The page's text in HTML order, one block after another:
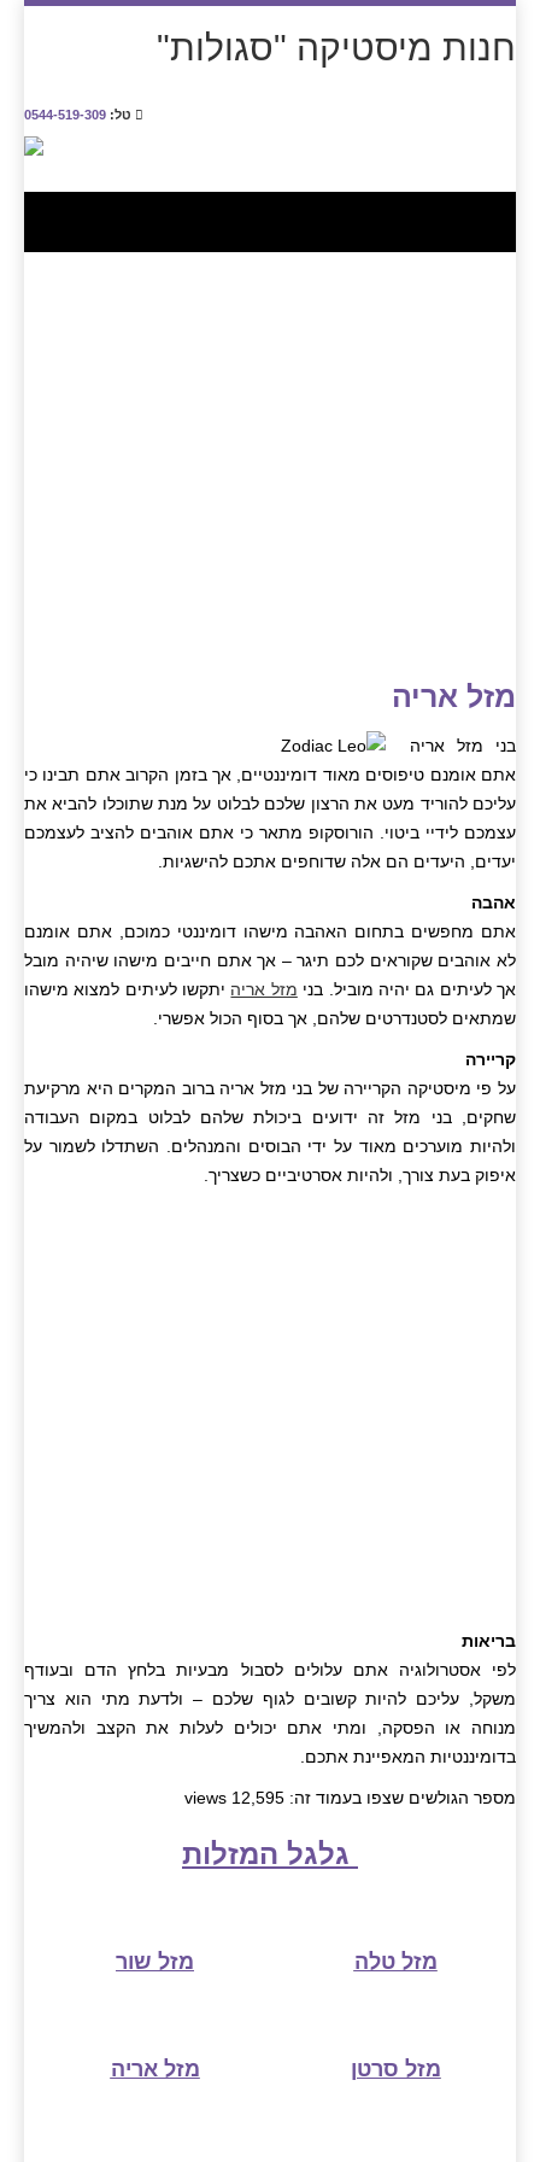
חנות מיסטיקה "סגולות"
טל: 0544-519-309
מזל אריה
בני מזל אריה
אתם אומנם טיפוסים מאוד דומיננטיים, אך בזמן הקרוב אתם תבינו כי
עליכם להוריד מעט את הרצון שלכם לבלוט על מנת שתוכלו להביא את
עצמכם לידיי ביטוי. הורוסקופ מתאר כי אתם אוהבים להציב לעצמכם
יעדים, היעדים הם אלה שדוחפים אתכם להישגיות.
אהבה
אתם מחפשים בתחום האהבה מישהו דומיננטי כמוכם, אתם אומנם
לא אוהבים שקוראים לכם תיגר – אך אתם חייבים מישהו שיהיה מובל
אך לעיתים גם יהיה מוביל. בני מזל אריה יתקשו לעיתים למצוא מישהו
שמתאים לסטנדרטים שלהם, אך בסוף הכול אפשרי.
קריירה
על פי מיסטיקה הקריירה של בני מזל אריה ברוב המקרים היא מרקיעת
שחקים, בני מזל זה ידועים ביכולת שלהם לבלוט במקום העבודה
ולהיות מוערכים מאוד על ידי הבוסים והמנהלים. השתדלו לשמור על
איפוק בעת צורך, ולהיות אסרטיביים כשצריך.
בריאות
לפי אסטרולוגיה אתם עלולים לסבול מבעיות בלחץ הדם ובעודף
משקל, עליכם להיות קשובים לגוף שלכם – ולדעת מתי הוא צריך
מנוחה או הפסקה, ומתי אתם יכולים לעלות את הקצב ולהמשיך
בדומיננטיות המאפיינת אתכם.
מספר הגולשים שצפו בעמוד זה: 12,595 views
גלגל המזלות
מזל טלה מזל שור
מזל סרטן מזל אריה